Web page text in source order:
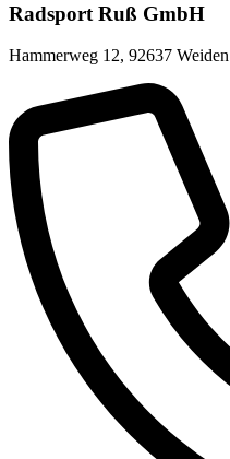
Radsport Ruß GmbH
Hammerweg 12, 92637